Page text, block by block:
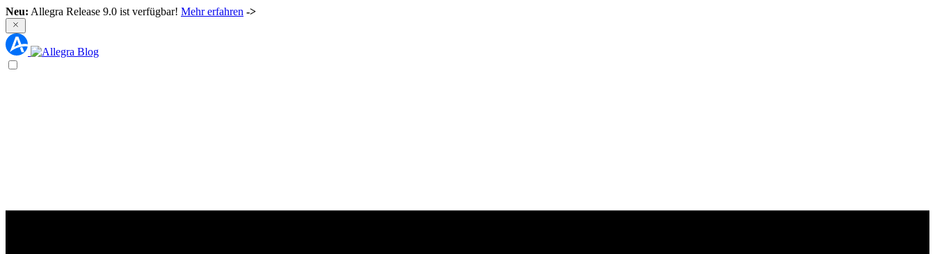
Neu: Allegra Release 9.0 ist verfügbar! Mehr erfahren ->